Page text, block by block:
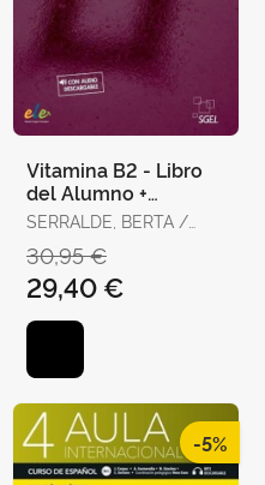
Vitamina B2 - Libro
del Alumno +
Licencia Digital
SERRALDE, BERTA /
LÓPEZ, MÓNICA
30,95 €
29,40 €
-5%